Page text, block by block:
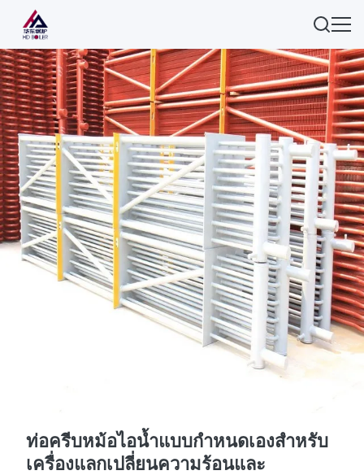
ท่อครีบหม้อไอน้ำแบบกำหนดเองสำหรับ
เครื่องแลกเปลี่ยนความร้อนและ